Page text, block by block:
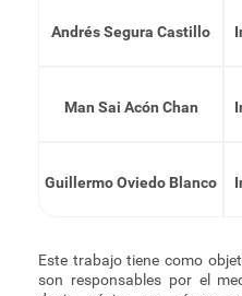
Andrés Segura Castillo
Man Sai Acón Chan
Guillermo Oviedo Blanco
Este trabajo tiene como
son responsables por el